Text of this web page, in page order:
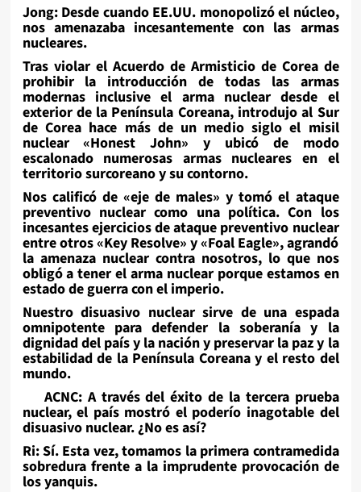
Jong: Desde cuando EE.UU. monopolizó el núcleo,
nos amenazaba incesantemente con las armas
nucleares.
Tras violar el Acuerdo de Armisticio de Corea de
prohibir la introducción de todas las armas
modernas inclusive el arma nuclear desde el
exterior de la Península Coreana, introdujo al Sur
de Corea hace más de un medio siglo el misil
nuclear «Honest John» y ubicó de modo
escalonado numerosas armas nucleares en el
territorio surcoreano y su contorno.
Nos calificó de «eje de males» y tomó el ataque
preventivo nuclear como una política. Con los
incesantes ejercicios de ataque preventivo nuclear
entre otros «Key Resolve» y «Foal Eagle», agrandó
la amenaza nuclear contra nosotros, lo que nos
obligó a tener el arma nuclear porque estamos en
estado de guerra con el imperio.
Nuestro disuasivo nuclear sirve de una espada
omnipotente para defender la soberanía y la
dignidad del país y la nación y preservar la paz y la
estabilidad de la Península Coreana y el resto del
mundo.
ACNC: A través del éxito de la tercera prueba
nuclear, el país mostró el poderío inagotable del
disuasivo nuclear. ¿No es así?
Ri: Sí. Esta vez, tomamos la primera contramedida
sobredura frente a la imprudente provocación de
los yanquis.